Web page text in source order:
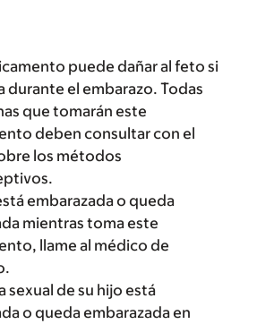
puede dañar al feto si
durante el embarazo. Todas
que tomarán este
deben consultar con el
los métodos
embarazada o queda
mientras toma este
llame al médico de
sexual de su hijo está
o queda embarazada en